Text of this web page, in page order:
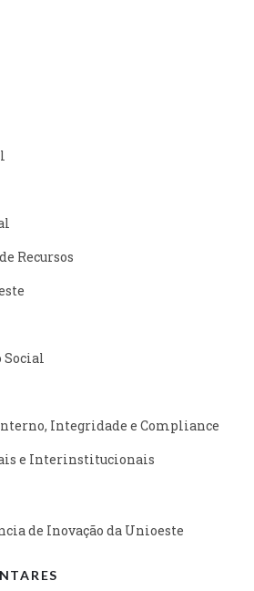
Recursos
Social
Integridade e Compliance
e Interinstitucionais
de Inovação da Unioeste